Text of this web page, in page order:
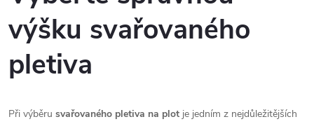
výšku svařovaného
pletiva
Při výběru svařovaného pletiva na plot je jedním z nejdůležitějších